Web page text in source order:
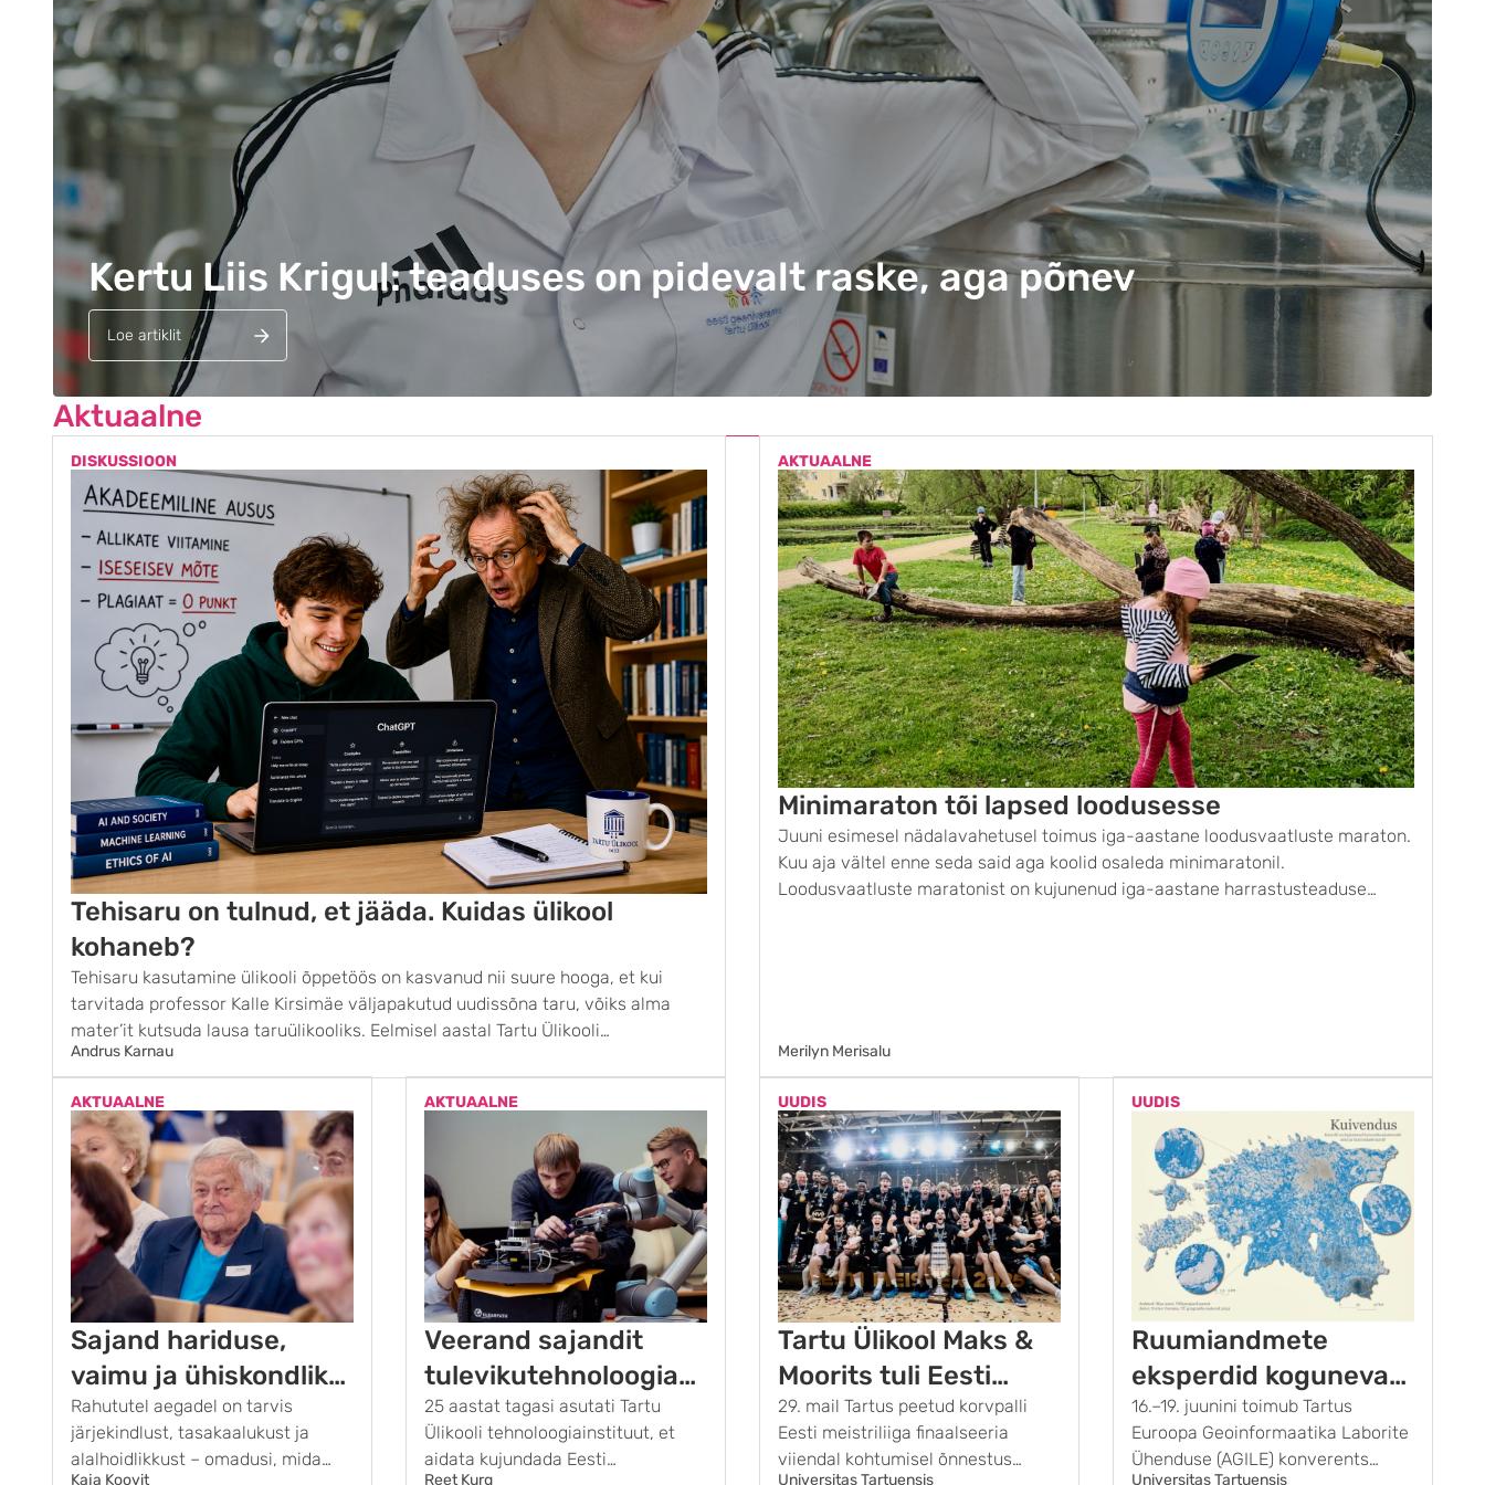
Kertu Liis Krigul: teaduses on pidevalt raske, aga põnev
Loe artiklit
Aktuaalne
DISKUSSIOON
Tehisaru on tulnud, et jääda. Kuidas ülikool
kohaneb?
Tehisaru kasutamine ülikooli õppetöös on kasvanud nii suure hooga, et kui
tarvi­tada professor Kalle Kirsimäe välja­pakutud uudissõna taru, võiks alma
mater’it kutsuda lausa taruülikooliks. Eelmisel aastal Tartu Üli­kooli
õppejõudude seas korraldatud küsitlus näitas, et napi aas­taga on tehisaru
kasutamine kasva­nud …
Andrus Karnau
AKTUAALNE
Minimaraton tõi lapsed loodusesse
Juuni esimesel nädalavahetusel toimus iga-aastane loodusvaatluste maraton.
Kuu aja vältel enne seda said aga koolid osaleda minimaratonil.
Loodusvaatluste maratonist on kujunenud iga-aastane harrastusteaduse
Merilyn Merisalu
AKTUAALNE
Sajand hariduse,
vaimu ja ühiskondliku
vastutuse
teenistuses
Rahututel aegadel on tarvis
järjekindlust, tasakaalukust ja
alalhoidlikkust – omadusi, mida
Kaja Koovit
AKTUAALNE
Veerand sajandit
tulevikutehnoloogia
loomist
25 aastat tagasi asutati Tartu
Ülikooli tehnoloogiainstituut, et
aidata kujundada Eesti
Reet Kurg
UUDIS
Tartu Ülikool Maks &
Moorits tuli Eesti
meistriks
29. mail Tartus peetud korvpalli
Eesti meistriliiga finaalseeria
viiendal kohtumisel õnnestus
Universitas Tartuensis
UUDIS
Ruumiandmete
eksperdid kogunevad
esmakordselt Tartus
16.–19. juunini toimub Tartus
Euroopa Geoinformaatika Laborite
Ühenduse (AGILE) konverents
Universitas Tartuensis